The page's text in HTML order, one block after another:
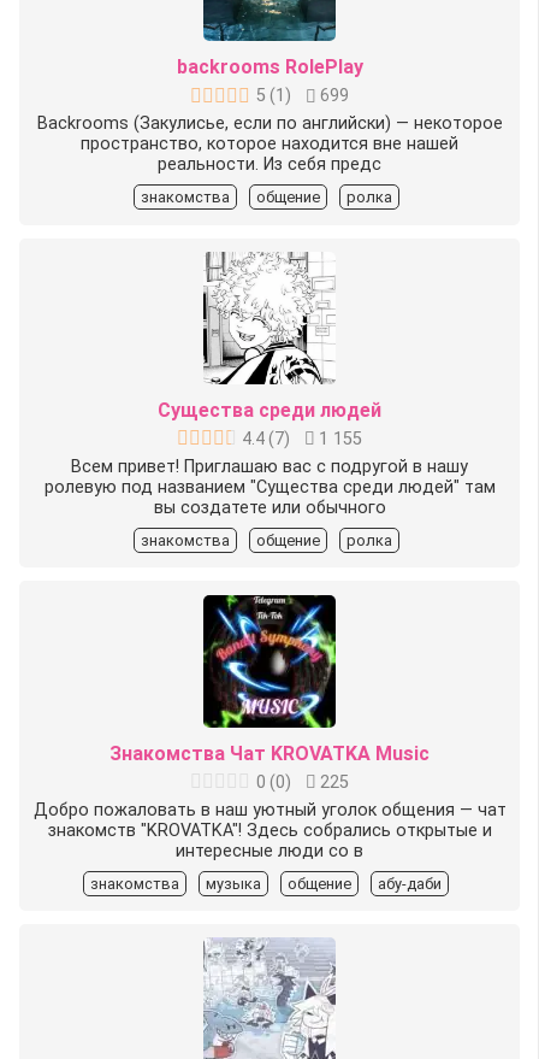
backrooms RolePlay
5 (1 )
699
Backrooms (Закулисье, если по английски) — некоторое
пространство, которое находится вне нашей
реальности. Из себя предс
знакомства общение ролка
Существа среди людей
4.4(7)
1 155
Всем привет! Приглашаю вас с подругой в нашу
ролевую под названием "Существа среди людей" там
вы создатете или обычного
знакомства общение ролка
Знакомства Чат KROVATKA Music
0 (0)
225
Добро пожаловать в наш уютный уголок общения — чат
знакомств "KROVATKA"! Здесь собрались открытые и
интересные люди со в
знакомства музыка общение абу-даби